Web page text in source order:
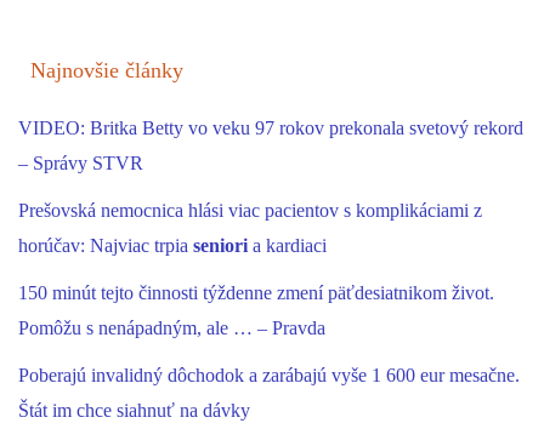
Najnovšie články
VIDEO: Britka Betty vo veku 97 rokov prekonala svetový rekord
– Správy STVR
Prešovská nemocnica hlási viac pacientov s komplikáciami z
horúčav: Najviac trpia senioria kardiaci
150 minút tejto činnosti týždenne zmení päťdesiatnikom život.
Pomôžu s nenápadným, ale … – Pravda
Poberajú invalidný dôchodok a zarábajú vyše 1 600 eur mesačne.
Štát im chce siahnuť na dávky